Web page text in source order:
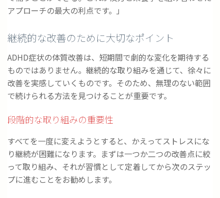
アプローチの最大の利点です。」
継続的な改善のために大切なポイント
ADHD症状の体質改善は、短期間で劇的な変化を期待する
ものではありません。継続的な取り組みを通じて、徐々に
改善を実感していくものです。そのため、無理のない範囲
で続けられる方法を見つけることが重要です。
段階的な取り組みの重要性
すべてを一度に変えようとすると、かえってストレスにな
り継続が困難になります。まずは一つか二つの改善点に絞
って取り組み、それが習慣として定着してから次のステッ
プに進むことをお勧めします。